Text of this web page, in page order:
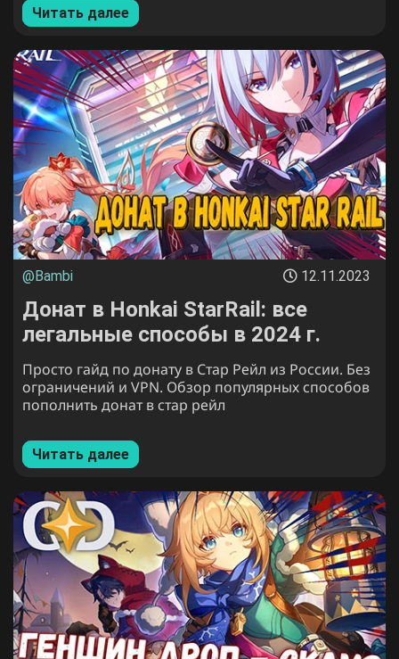
Читать далее
@Bambi 12.11.2023
Донат в Honkai StarRail: все
легальные способы в 2024 г.
Просто гайд по донату в Стар Рейл из России. Без
ограничений и VPN. Обзор популярных способов
пополнить донат в стар рейл
Читать далее